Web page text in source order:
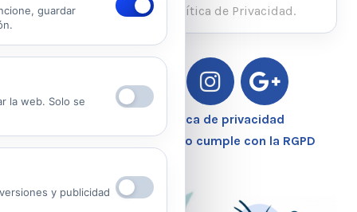
portabilidad escribiendo al email legal indicado.
Ver Política de Cookies
He leído y acepto la Política de Privacidad.
Aviso Legal – Política de privacidad
Nuestro Centro Sanitario cumple con la RGPD
guardar
la web. Solo se
y publicidad